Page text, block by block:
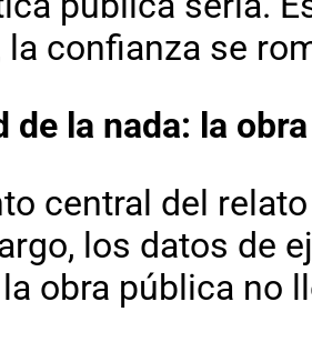
la confianza se
de la nada: la
central del
los datos de
obra pública no